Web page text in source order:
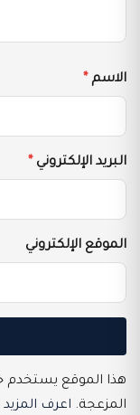
الاسم *
البريد الإلكتروني *
الموقع الإلكتروني
هذا الموقع يستخدم
المزعجة. اعرف